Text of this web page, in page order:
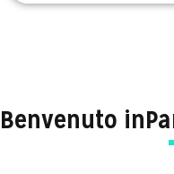
Benvenuto in